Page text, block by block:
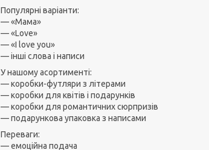
Популярні варіанти:
— «Мама»
— «Love»
— «I love you»
— інші слова і написи
У нашому асортименті:
— коробки-футляри з літерами
— коробки для квітів і подарунків
— коробки для романтичних сюрпризів
— подарункова упаковка з написами
Переваги:
— емоційна подача